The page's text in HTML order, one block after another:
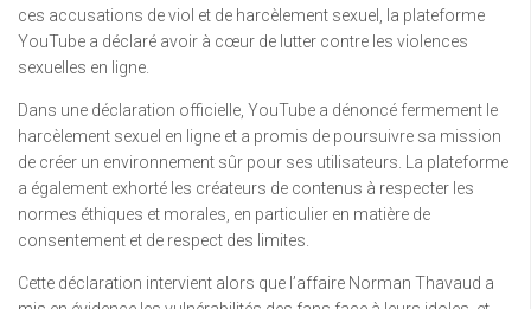
ces accusations de viol et de harcèlement sexuel, la plateforme
YouTube a déclaré avoir à cœur de lutter contre les violences
sexuelles en ligne.
Dans une déclaration officielle, YouTube a dénoncé fermement le
harcèlement sexuel en ligne et a promis de poursuivre sa mission
de créer un environnement sûr pour ses utilisateurs. La plateforme
a également exhorté les créateurs de contenus à respecter les
normes éthiques et morales, en particulier en matière de
consentement et de respect des limites.
Cette déclaration intervient alors que l’affaire Norman Thavaud a